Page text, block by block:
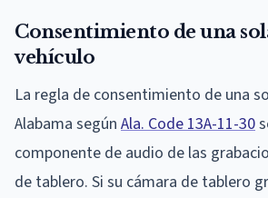
Consentimiento de una
vehículo
La regla de consentimiento de una
Alabama según Ala. Code 13A-11-30
componente de audio de las
de tablero. Si su cámara de tablero